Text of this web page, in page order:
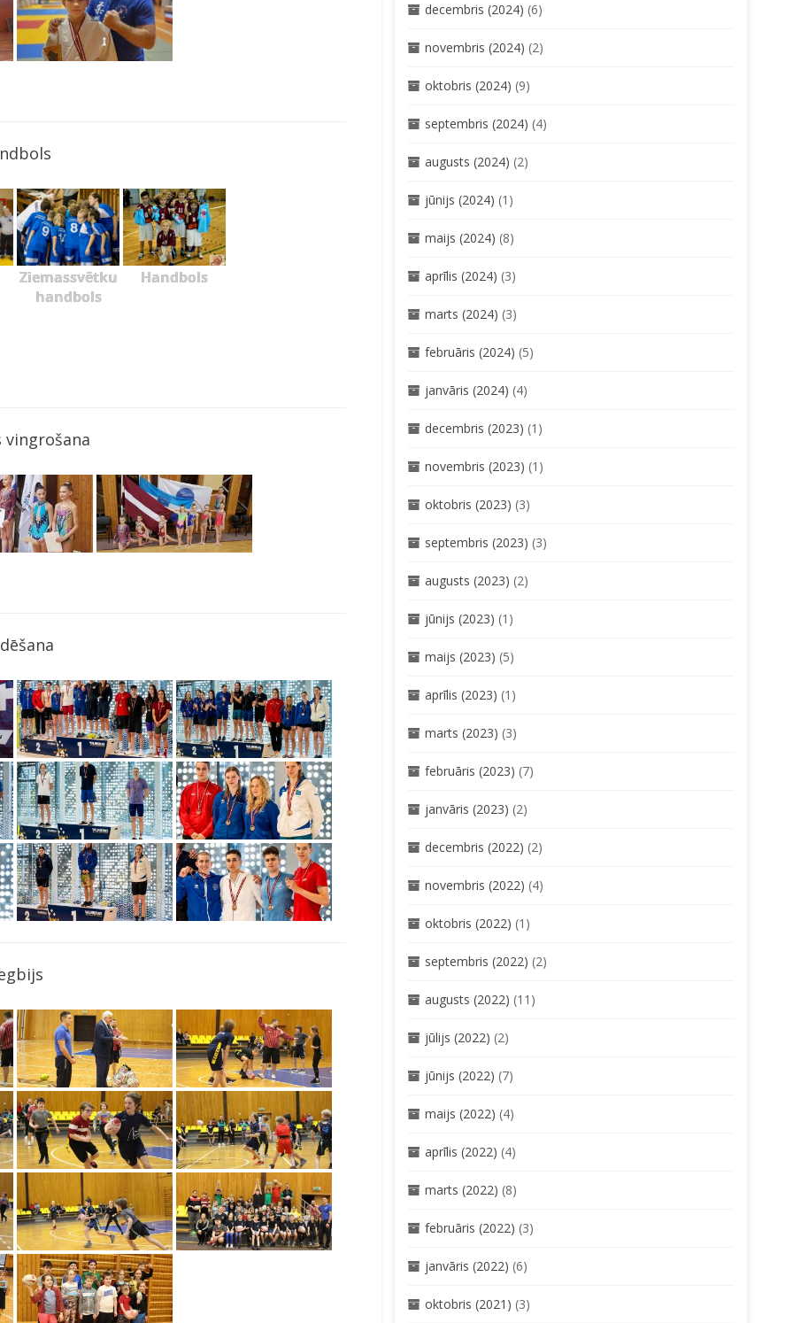
Ziemassvētku
handbols
Handbols
vingrošana
decembris (2024) (6)
novembris (2024) (2)
oktobris (2024) (9)
septembris (2024) (4)
augusts (2024) (2)
jūnijs (2024) (1)
maijs (2024) (8)
aprīlis (2024) (3)
marts (2024) (3)
februāris (2024) (5)
janvāris (2024) (4)
decembris (2023) (1)
novembris (2023) (1)
oktobris (2023) (3)
septembris (2023) (3)
augusts (2023) (2)
jūnijs (2023) (1)
maijs (2023) (5)
aprīlis (2023) (1)
marts (2023) (3)
februāris (2023) (7)
janvāris (2023) (2)
decembris (2022) (2)
novembris (2022) (4)
oktobris (2022) (1)
septembris (2022) (2)
augusts (2022) (11)
jūlijs (2022) (2)
jūnijs (2022) (7)
maijs (2022) (4)
aprīlis (2022) (4)
marts (2022) (8)
februāris (2022) (3)
janvāris (2022) (6)
oktobris (2021) (3)